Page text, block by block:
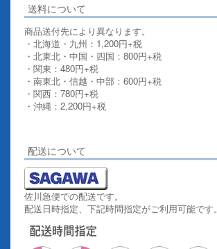
送料について
商品送付先により異なります。
・北海道・九州：1,200円+税
・北東北・中国・四国：800円+税
・関東：480円+税
・南東北・信越・中部：600円+税
・関西：780円+税
・沖縄：2,200円+税
配送について
佐川急便での配送です。
配送日時指定、下記時間指定がご利用可能です。